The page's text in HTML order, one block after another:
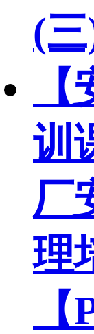
(
训
厂
理